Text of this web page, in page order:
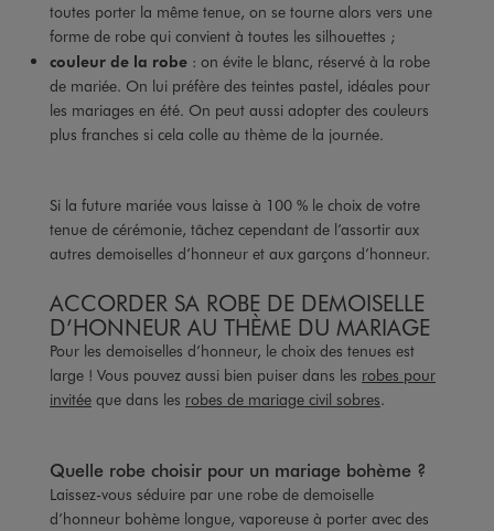
toutes porter la même tenue, on se tourne alors vers une
forme de robe qui convient à toutes les silhouettes ;
couleur de la robe : on évite le blanc, réservé à la robe
de mariée. On lui préfère des teintes pastel, idéales pour
les mariages en été. On peut aussi adopter des couleurs
plus franches si cela colle au thème de la journée.
Si la future mariée vous laisse à 100 % le choix de votre
tenue de cérémonie, tâchez cependant de l’assortir aux
autres demoiselles d’honneur et aux garçons d’honneur.
ACCORDER SA ROBE DE DEMOISELLE
D’HONNEUR AU THÈME DU MARIAGE
Pour les demoiselles d’honneur, le choix des tenues est
large ! Vous pouvez aussi bien puiser dans les robes pour
invitée que dans les robes de mariage civil sobres.
Quelle robe choisir pour un mariage bohème ?
Laissez-vous séduire par une robe de demoiselle
d’honneur bohème longue, vaporeuse à porter avec des